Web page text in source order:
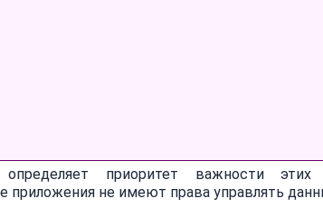
приоритет важности
приложения не имеют права управлять